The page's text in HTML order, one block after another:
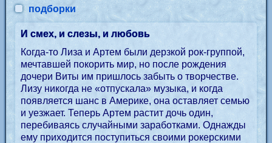
подборки
И смех, и слезы, и любовь
Когда-то Лиза и Артем были дерзкой рок-группой,
мечтавшей покорить мир, но после рождения
дочери Виты им пришлось забыть о творчестве.
Лизу никогда не «отпускала» музыка, и когда
появляется шанс в Америке, она оставляет семью
и уезжает. Теперь Артем растит дочь один,
перебиваясь случайными заработками. Однажды
ему приходится поступиться своими рокерскими